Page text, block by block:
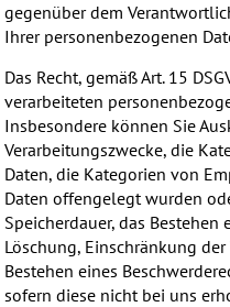
gegenüber dem
Ihrer personenbezogenen
Das Recht, gemäß Art. 15
verarbeiteten
Insbesondere können Sie
Verarbeitungszwecke, die
Daten, die Kategorien von
Daten offengelegt wurden
Speicherdauer, das
Löschung, Einschränkung
Bestehen eines
sofern diese nicht bei uns